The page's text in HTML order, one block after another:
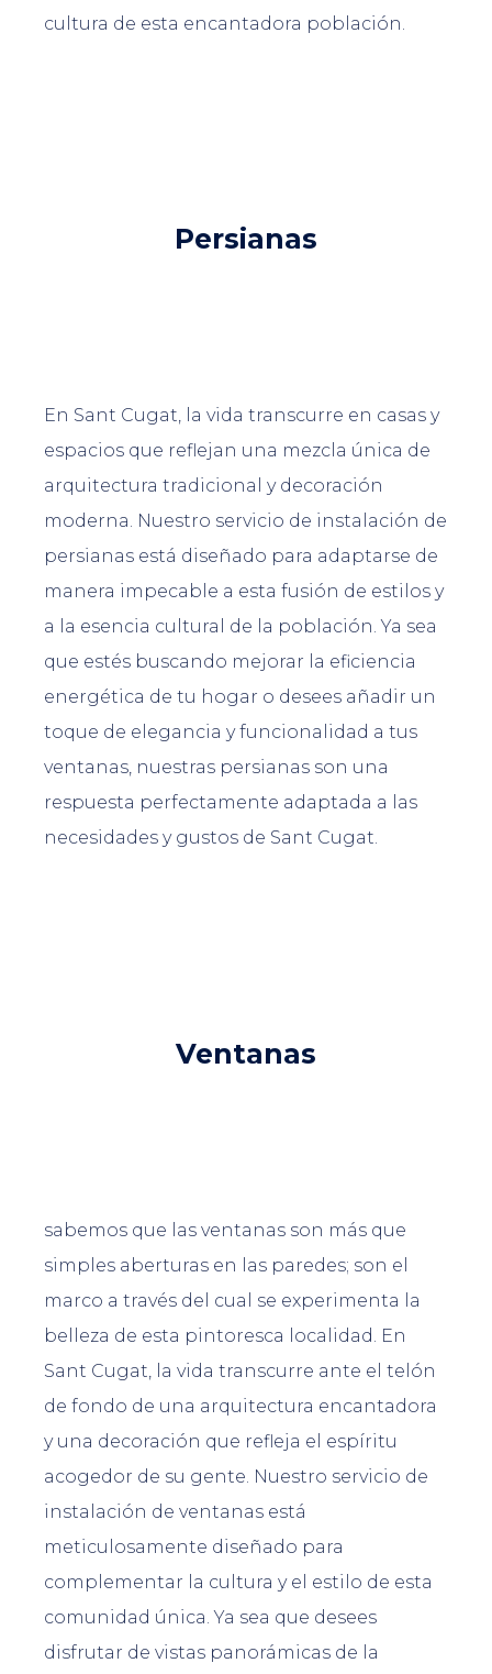
cultura de esta encantadora población.
Persianas
En Sant Cugat, la vida transcurre en casas y
espacios que reflejan una mezcla única de
arquitectura tradicional y decoración
moderna. Nuestro servicio de instalación de
persianas está diseñado para adaptarse de
manera impecable a esta fusión de estilos y
a la esencia cultural de la población. Ya sea
que estés buscando mejorar la eficiencia
energética de tu hogar o desees añadir un
toque de elegancia y funcionalidad a tus
ventanas, nuestras persianas son una
respuesta perfectamente adaptada a las
necesidades y gustos de Sant Cugat.
Ventanas
sabemos que las ventanas son más que
simples aberturas en las paredes; son el
marco a través del cual se experimenta la
belleza de esta pintoresca localidad. En
Sant Cugat, la vida transcurre ante el telón
de fondo de una arquitectura encantadora
y una decoración que refleja el espíritu
acogedor de su gente. Nuestro servicio de
instalación de ventanas está
meticulosamente diseñado para
complementar la cultura y el estilo de esta
comunidad única. Ya sea que desees
disfrutar de vistas panorámicas de la